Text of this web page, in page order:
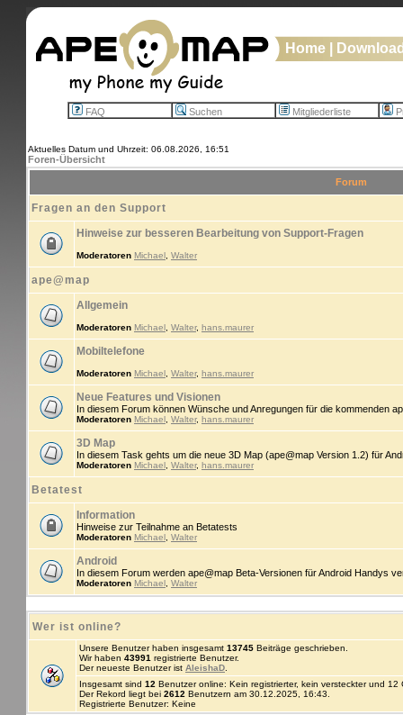
Home
FAQ Suchen Mitgliederliste
Aktuelles Datum und Uhrzeit: 06.08.2026, 16:51
Foren-Übersicht
Forum
Fragen an den Support
Hinweise zur besseren Bearbeitung von Support-Fragen
Moderatoren Michael Walter
ape@map
Allgemein
Moderatoren Michael Walter, hans.maurer
Mobiltelefone
Moderatoren Michael Walter, hans.maurer
Neue Features und Visionen
In diesem Forum können Wünsche und Anregungen für die kommenden
Moderatoren Michael Walter, hans.maurer
3D Map
In diesem Task gehts um die neue 3D Map (ape@map Version 1.2) für
Moderatoren Michael Walter, hans.maurer
Betatest
Information
Hinweise zur Teilnahme an Betatests
Moderatoren Michael Walter
Android
In diesem Forum werden ape@map Beta-Versionen für Android Handys
Moderatoren Michael Walter
Wer ist online?
Unsere Benutzer haben insgesamt 13745 Beiträge geschrieben.
Wir haben 43991 registrierte Benutzer.
Der neueste Benutzer ist AleishaD
Insgesamt sind 12 Benutzer online: Kein registrierter, kein versteckter und
Der Rekord liegt bei 2612 Benutzern am 30.12.2025, 16:43.
Registrierte Benutzer: Keine